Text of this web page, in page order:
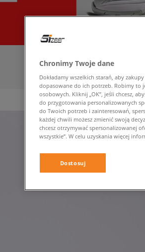
Chronimy Twoje dane
Dokładamy wszelkich starań, aby
dopasowane do ich potrzeb. Robimy to
osobowych. Kliknij „OK”, jeśli chcesz,
do przygotowania personalizowanych
do Twoich potrzeb i zainteresowań,
każdej chwili możesz zmienić swoją
chcesz otrzymywać spersonalizowanej
wszystkie”. W celu uzyskania więcej
Dostosuj